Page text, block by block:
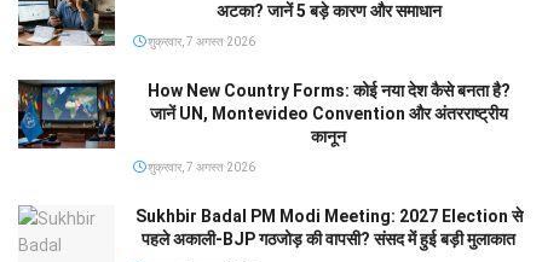
अटका? जानें 5 बड़े कारण और समाधान
शुक्रवार, 7 अगस्त 2026
How New Country Forms: कोई नया देश कैसे बनता है?
जानें UN, Montevideo Convention और अंतरराष्ट्रीय
कानून
शुक्रवार, 7 अगस्त 2026
Sukhbir Badal PM Modi Meeting: 2027 Election से
पहले अकाली-BJP गठजोड़ की वापसी? संसद में हुई बड़ी मुलाकात